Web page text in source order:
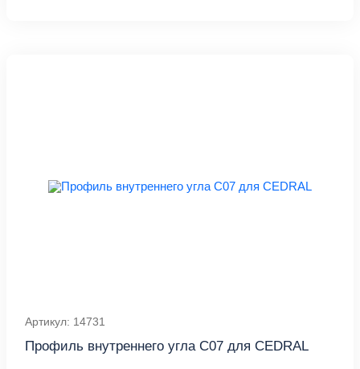
Артикул: 14731
Профиль внутреннего угла С07 для CEDRAL